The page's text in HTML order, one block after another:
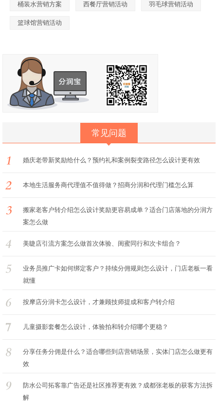
桶装水营销方案 西餐厅营销活动 羽毛球营销活动
篮球馆营销活动
常见问题
婚庆老带新奖励给什么？预约礼和案例裂变路径怎么设计更有效
本地生活服务商代理值不值得做？招商分润和代理门槛怎么算
搬家老客户转介绍怎么设计奖励更容易成单？适合门店落地的分润方
案怎么做
美睫店引流方案怎么做首次体验、闺蜜同行和次卡组合？
业务员推广卡如何绑定客户？持续分佣规则怎么设计，门店老板一看
就懂
按摩店分润卡怎么设计，才兼顾技师提成和客户转介绍
儿童摄影套餐怎么设计，体验拍和转介绍哪个更稳？
分享任务分佣是什么？适合哪些到店营销场景，实体门店怎么做更有
效
防水公司拓客靠广告还是社区推荐更有效？成都张老板的获客方法拆
解